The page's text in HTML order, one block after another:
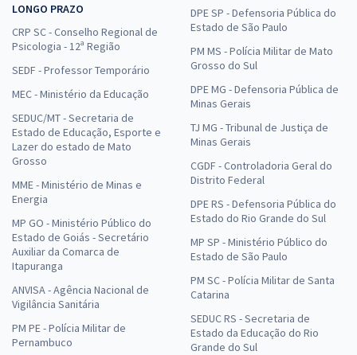
LONGO PRAZO
CRP SC - Conselho Regional de
Psicologia - 12ª Região
SEDF - Professor Temporário
MEC - Ministério da Educação
SEDUC/MT - Secretaria de
Estado de Educação, Esporte e
Lazer do estado de Mato
Grosso
MME - Ministério de Minas e
Energia
MP GO - Ministério Público do
Estado de Goiás - Secretário
Auxiliar da Comarca de
Itapuranga
ANVISA - Agência Nacional de
Vigilância Sanitária
PM PE - Polícia Militar de
Pernambuco
DPE SP - Defensoria Pública do
Estado de São Paulo
PM MS - Polícia Militar de Mato
Grosso do Sul
DPE MG - Defensoria Pública de
Minas Gerais
TJ MG - Tribunal de Justiça de
Minas Gerais
CGDF - Controladoria Geral do
Distrito Federal
DPE RS - Defensoria Pública do
Estado do Rio Grande do Sul
MP SP - Ministério Público do
Estado de São Paulo
PM SC - Polícia Militar de Santa
Catarina
SEDUC RS - Secretaria de
Estado da Educação do Rio
Grande do Sul